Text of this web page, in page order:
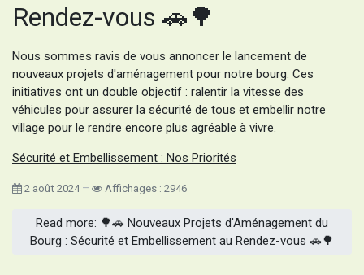
Rendez-vous 🚗🌳
Nous sommes ravis de vous annoncer le lancement de
nouveaux projets d'aménagement pour notre bourg. Ces
initiatives ont un double objectif : ralentir la vitesse des
véhicules pour assurer la sécurité de tous et embellir notre
village pour le rendre encore plus agréable à vivre.
Sécurité et Embellissement : Nos Priorités
2 août 2024 Affichages : 2946
Read more: 🌳🚗 Nouveaux Projets d'Aménagement du
Bourg : Sécurité et Embellissement au Rendez-vous 🚗🌳